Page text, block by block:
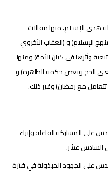
هدى الإسلام، منها مقالات
الإسلام) و (العقاب الأخروي
وأثرها في كيان الأمة) ومنها
الحج وبعض حكمه الظاهرة) و
تتعامل مع رمضان) وغير ذلك.
على المشاركة الفاعلة وإثراء
السادس عشر.
على الجهود المبذولة في فترة